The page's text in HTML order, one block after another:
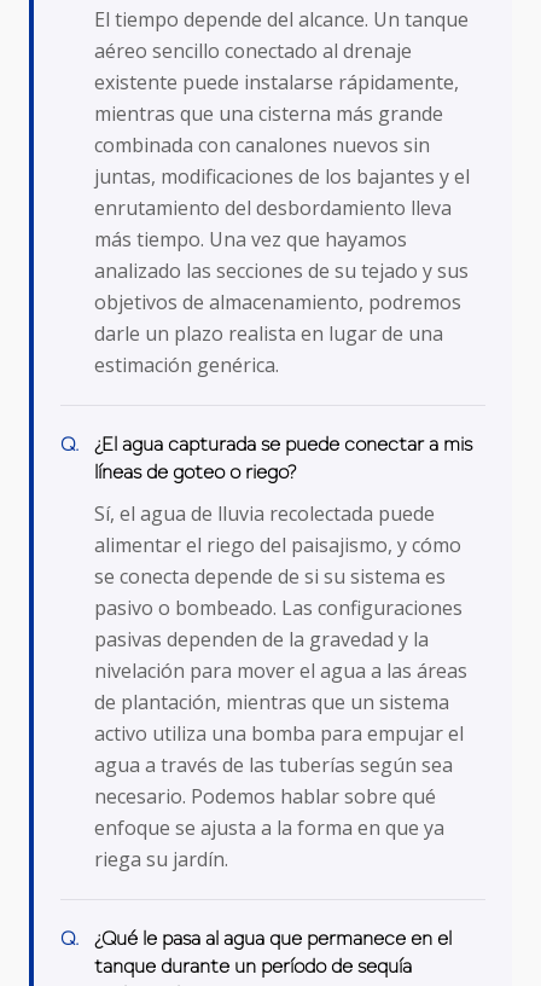
El tiempo depende del alcance. Un tanque
aéreo sencillo conectado al drenaje
existente puede instalarse rápidamente,
mientras que una cisterna más grande
combinada con canalones nuevos sin
juntas, modificaciones de los bajantes y el
enrutamiento del desbordamiento lleva
más tiempo. Una vez que hayamos
analizado las secciones de su tejado y sus
objetivos de almacenamiento, podremos
darle un plazo realista en lugar de una
estimación genérica.
¿El agua capturada se puede conectar a mis
líneas de goteo o riego?
Sí, el agua de lluvia recolectada puede
alimentar el riego del paisajismo, y cómo
se conecta depende de si su sistema es
pasivo o bombeado. Las configuraciones
pasivas dependen de la gravedad y la
nivelación para mover el agua a las áreas
de plantación, mientras que un sistema
activo utiliza una bomba para empujar el
agua a través de las tuberías según sea
necesario. Podemos hablar sobre qué
enfoque se ajusta a la forma en que ya
riega su jardín.
¿Qué le pasa al agua que permanece en el
tanque durante un período de sequía